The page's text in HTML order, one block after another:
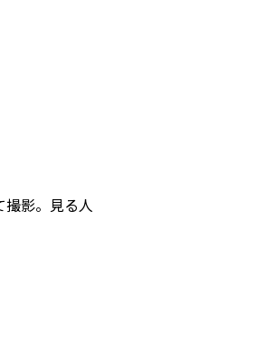
撮影。見る人